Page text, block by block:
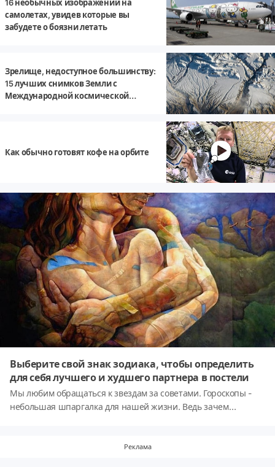
16 необычных изображений на
самолетах, увидев которые вы
забудете о боязни летать
Зрелище, недоступное большинству:
15 лучших снимков Земли с
Международной космической
Как обычно готовят кофе на орбите
Выберите свой знак зодиака, чтобы определить
для себя лучшего и худшего партнера в постели
Мы любим обращаться к звездам за советами. Гороскопы -
небольшая шпаргалка для нашей жизни. Ведь зачем
мы собрали для вас информацию по одному из самых важных
Реклама